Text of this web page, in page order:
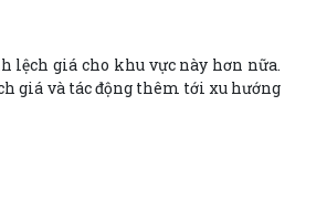
lệch giá cho khu vực này hơn nữa.
giá và tác động thêm tới xu hướng